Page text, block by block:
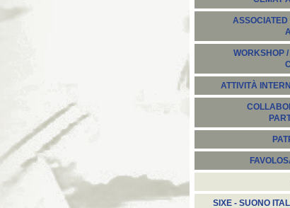
ASSOCIATED
WORKSHOP
ATTIVITÀ
SIXE - SUONO